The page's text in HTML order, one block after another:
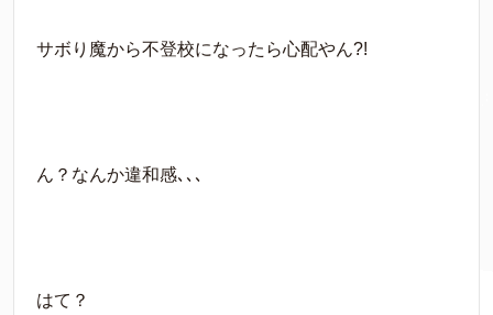
サボり魔から不登校になったら心配やん?!
ん？なんか違和感､､､
はて？